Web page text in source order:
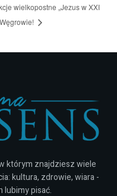
wielkopostne „Jezus w XXI
którym znajdziesz wiele
kultura, zdrowie, wiara -
lubimy pisać.